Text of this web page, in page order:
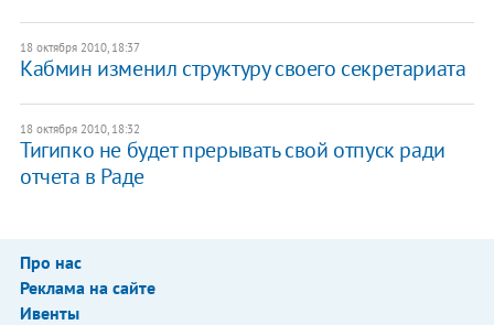
18 октября 2010, 18:37
Кабмин изменил структуру своего секретариата
18 октября 2010, 18:32
Тигипко не будет прерывать свой отпуск ради
отчета в Раде
Про нас
Реклама на сайте
Ивенты